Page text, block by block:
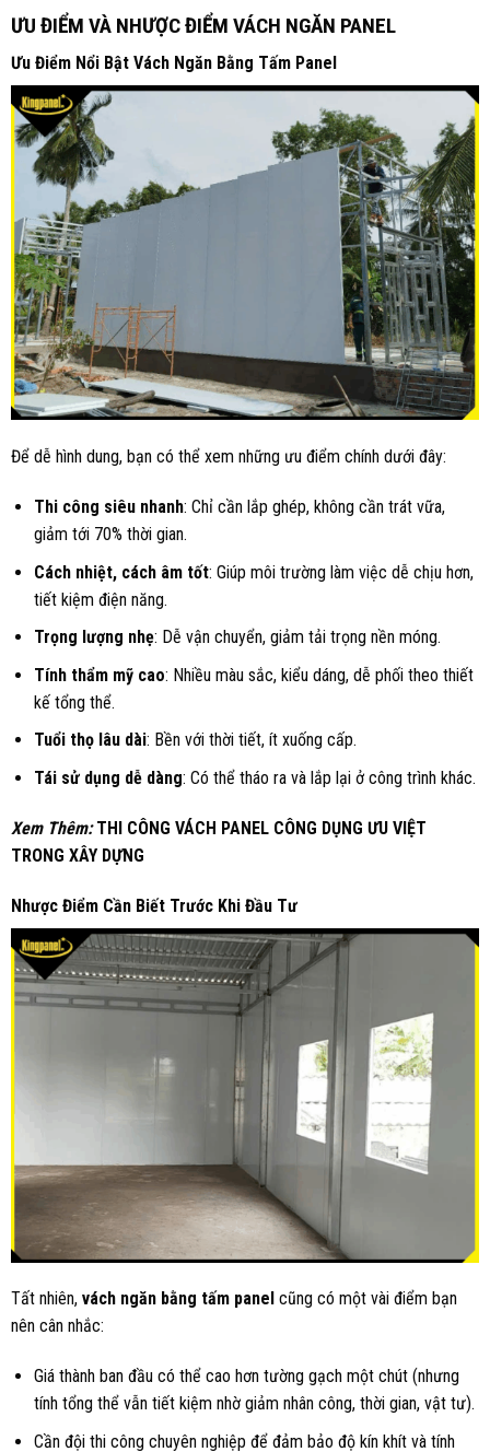
ƯU ĐIỂM VÀ NHƯỢC ĐIỂM VÁCH NGĂN PANEL
Ưu Điểm Nổi Bật Vách Ngăn Bằng Tấm Panel
Để dễ hình dung, bạn có thể xem những ưu điểm chính dưới đây:
Thi công siêu nhanh: Chỉ cần lắp ghép, không cần trát vữa,
giảm tới 70% thời gian.
Cách nhiệt, cách âm tốt: Giúp môi trường làm việc dễ chịu hơn,
tiết kiệm điện năng.
Trọng lượng nhẹ: Dễ vận chuyển, giảm tải trọng nền móng.
Tính thẩm mỹ cao: Nhiều màu sắc, kiểu dáng, dễ phối theo thiết
kế tổng thể.
Tuổi thọ lâu dài: Bền với thời tiết, ít xuống cấp.
Tái sử dụng dễ dàng: Có thể tháo ra và lắp lại ở công trình khác.
Xem Thêm:THI CÔNG VÁCH PANEL CÔNG DỤNG ƯU VIỆT
TRONG XÂY DỰNG
Nhược Điểm Cần Biết Trước Khi Đầu Tư
Tất nhiên, vách ngăn bằng tấm panel cũng có một vài điểm bạn
nên cân nhắc:
Giá thành ban đầu có thể cao hơn tường gạch một chút (nhưng
tính tổng thể vẫn tiết kiệm nhờ giảm nhân công, thời gian, vật tư).
Cần đội thi công chuyên nghiệp để đảm bảo độ kín khít và tính